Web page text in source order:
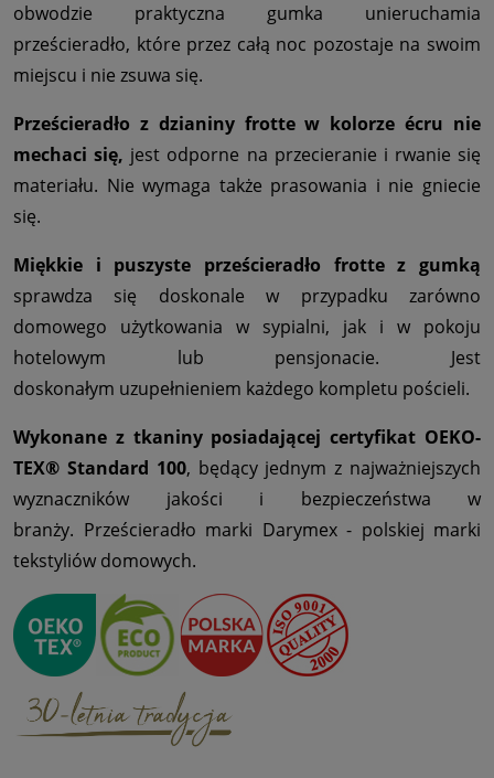
obwodzie praktyczna gumka unieruchamia
prześcieradło, które przez całą noc pozostaje na swoim
miejscu i nie zsuwa się.
Prześcieradło z dzianiny frotte w kolorze écru nie
mechaci się, jest odporne na przecieranie i rwanie się
materiału. Nie wymaga także prasowania i nie gniecie
się.
Miękkie i puszyste prześcieradło frotte z gumką
sprawdza się doskonale w przypadku zarówno
domowego użytkowania w sypialni, jak i w pokoju
hotelowym lub pensjonacie. Jest
doskonałym uzupełnieniem każdego kompletu pościeli.
Wykonane z tkaniny posiadającej certyfikat OEKO-
TEX® Standard 100, będący jednym z najważniejszych
wyznaczników jakości i bezpieczeństwa w
branży. Prześcieradło marki Darymex - polskiej marki
tekstyliów domowych.